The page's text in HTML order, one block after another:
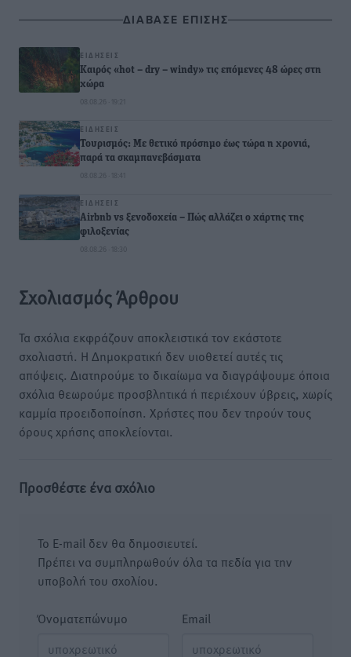
ΔΙΑΒΑΣΕ ΕΠΙΣΗΣ
ΕΙΔΉΣΕΙΣ
Καιρός «hot – dry – windy» τις επόμενες 48 ώρες στη
χώρα
08.08.26 · 19:21
ΕΙΔΉΣΕΙΣ
Τουρισμός: Με θετικό πρόσημο έως τώρα η χρονιά,
παρά τα σκαμπανεβάσματα
08.08.26 · 18:41
ΕΙΔΉΣΕΙΣ
Airbnb vs ξενοδοχεία – Πώς αλλάζει ο χάρτης της
φιλοξενίας
08.08.26 · 18:30
Σχολιασμός Άρθρου
Τα σχόλια εκφράζουν αποκλειστικά τον εκάστοτε
σχολιαστή. Η Δημοκρατική δεν υιοθετεί αυτές τις
απόψεις. Διατηρούμε το δικαίωμα να διαγράψουμε όποια
σχόλια θεωρούμε προσβλητικά ή περιέχουν ύβρεις, χωρίς
καμμία προειδοποίηση. Χρήστες που δεν τηρούν τους
όρους χρήσης αποκλείονται.
Προσθέστε ένα σχόλιο
Το E-mail δεν θα δημοσιευτεί.
Πρέπει να συμπληρωθούν όλα τα πεδία για την
υποβολή του σχολίου.
Όνοματεπώνυμο Email